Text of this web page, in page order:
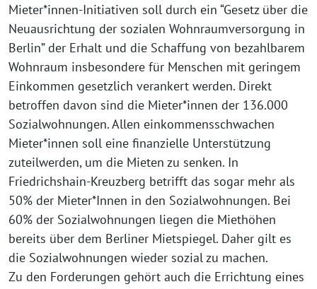
Mieter*innen-Initiativen soll durch ein “Gesetz über die
Neuausrichtung der sozialen Wohnraumversorgung in
Berlin” der Erhalt und die Schaffung von bezahlbarem
Wohnraum insbesondere für Menschen mit geringem
Einkommen gesetzlich verankert werden. Direkt
betroffen davon sind die Mieter*innen der 136.000
Sozialwohnungen. Allen einkommensschwachen
Mieter*innen soll eine finanzielle Unterstützung
zuteilwerden, um die Mieten zu senken. In
Friedrichshain-Kreuzberg betrifft das sogar mehr als
50% der Mieter*Innen in den Sozialwohnungen. Bei
60% der Sozialwohnungen liegen die Miethöhen
bereits über dem Berliner Mietspiegel. Daher gilt es
die Sozialwohnungen wieder sozial zu machen.
Zu den Forderungen gehört auch die Errichtung eines